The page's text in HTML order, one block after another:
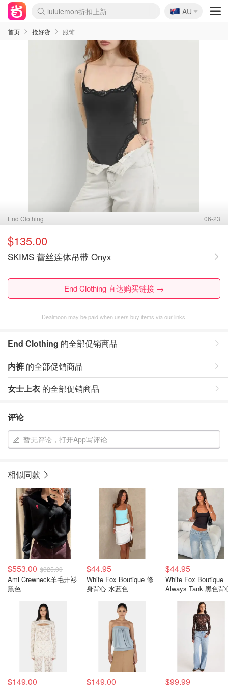
lululemon折扣上新
Sasa美妆护肤3.5折
SSENSE年中3折
FreshBeauty好价汇总
Cettire降价+叠9折
Farfetch折上8折
WWS Coles超市实拍
viagogo二手票捡漏
Myer清仓1折起
The Outnet奢牌1折起
David Jones 3折起
Flannels大牌1折
Perfumes Club护肤1折
AMIRO返校季6.2折
Oweek抽奖送Airpods
Amazon折扣汇总
eToro入金$200送$50
Amazon数码好物
ICONIC本周7.5折
ThedoubleF高奢地板价
Moose Knuckles 6折
丝芙兰5折起
EUFY官网3.7折起
Selenichast首饰2折
Trip机票酒店促销
YSL送5件彩妆礼
Amazon家居好物
BIGBANG巡演开票
David Jones时尚3折
Amazon美妆护肤
雅漾大喷$8
过敏原检测盒$33
伊索独家赠50ml沐浴露
科颜氏清仓3折
SEALIFE海洋馆门票6折
丝塔芙大白罐$16
订阅Newsletter送香薰
Cult Beauty 6.8折
Harrods圣诞日历2.3折
LN-CC奢牌私促3折
d'Alba空姐喷雾$16
EVE LOM套装逆天2折
Bernardelli独家4折
Adore Beauty 6折起
CT圣诞日历
Mytheresa奢品2.7折
Luxury Escapes 9折
Currentbody美容仪9折
卡诗9折+赠4件礼
MOON Garden Live
ALLSAINTS美衣3折
Roborock扫地机3.7折
Tingo Life水杯$24
Valentino官网5折
CR洗发护发6.3折
🇦🇺
AU
首页 抢好货 服饰
End Clothing 06-23
$135.00
SKIMS 蕾丝连体吊带 Onyx
End Clothing 直达购买链接 →
Dealmoon may be paid when users buy items via our links.
End Clothing 的全部促销商品
内裤 的全部促销商品
女士上衣 的全部促销商品
评论
暂无评论，打开App写评论
相似同款
$553.00 $825.00
Ami Crewneck羊毛开衫
黑色
$44.95
White Fox Boutique 修
身背心 水蓝色
$44.95
White Fox Boutique
Always Tank 黑色背
$149.00 $149.00 $99.99